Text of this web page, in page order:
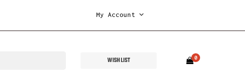
My Account
WISH LIST 0